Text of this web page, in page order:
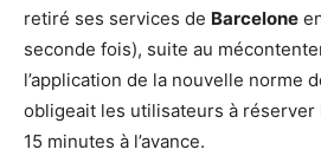
retiré ses services de Barcelone
seconde fois), suite au
l’application de la nouvelle norme
obligeait les utilisateurs à réserver
15 minutes à l’avance.